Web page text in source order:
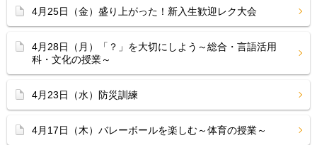
4月25日（金）盛り上がった！新入生歓迎レク大会
4月28日（月）「？」を大切にしよう～総合・言語活用
科・文化の授業～
4月23日（水）防災訓練
4月17日（木）バレーボールを楽しむ～体育の授業～